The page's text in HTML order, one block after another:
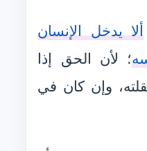
ألا يدخل الإنسان
؛ لأن الحق إذا
وإن كان في